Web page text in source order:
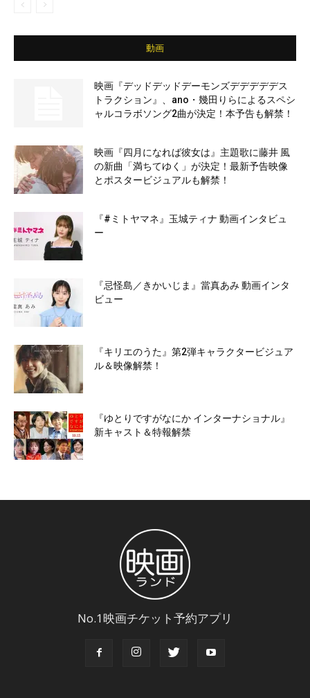
動画
映画『デッドデッドデーモンズデデデデデス
トラクション』、ano・幾田りらによるスペシ
ャルコラボソング2曲が決定！本予告も解禁！
映画『四月になれば彼女は』主題歌に藤井 風
の新曲「満ちてゆく」が決定！最新予告映像
とポスタービジュアルも解禁！
『#ミトヤマネ』玉城ティナ 動画インタビュ
ー
『忌怪島／きかいじま』當真あみ 動画インタ
ビュー
『キリエのうた』第2弾キャラクタービジュア
ル＆映像解禁！
『ゆとりですがなにか インターナショナル』
新キャスト＆特報解禁
No.1映画チケット予約アプリ